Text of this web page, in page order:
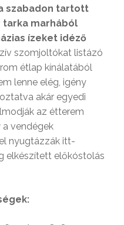
szabadon tartott
tarka marhából
ízeket idéző
szomjoltókat listázó
étlap kínálatából
lenne elég, igény
akár egyedi
az étterem
a vendégek
nyugtázzák itt-
elkészített előkóstolás